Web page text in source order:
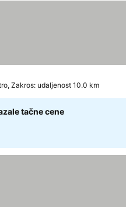
Zakros: udaljenost 10.0 km
tačne cene